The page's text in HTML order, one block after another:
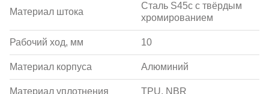
Материал штока
Сталь S45c с твёрдым
хромированием
Рабочий ход, мм 10
Материал корпуса Алюминий
Материал уплотнения TPU, NBR